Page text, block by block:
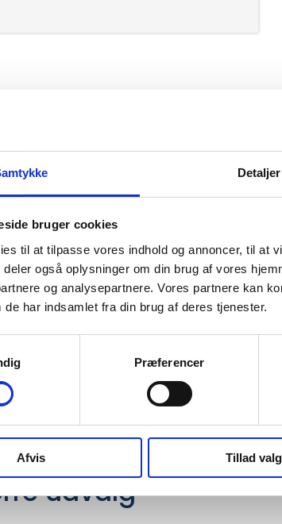
Detaljer
bruger cookies
til at tilpasse vores indhold og annoncer, til at
også oplysninger om din brug af vores
og analysepartnere. Vores partnere kan
de har indsamlet fra din brug af deres tjenester.
Præferencer
Afvis Tillad
information om
godt
gaveidéer til din virksomhed. Vi kan
personlig service til en
udvalg